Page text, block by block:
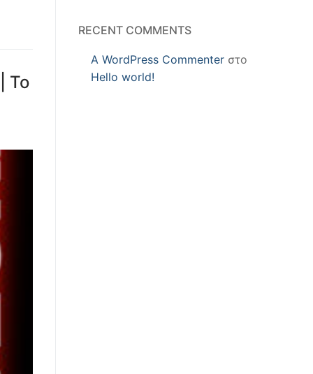
Το
RECENT COMMENTS
A WordPress Commenter στο
Hello world!